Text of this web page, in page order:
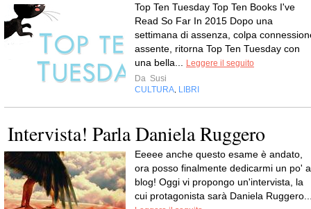
Top Ten Tuesday Top Ten Books I've
Read So Far In 2015 Dopo una
settimana di assenza, colpa
assente, ritorna Top Ten Tuesday con
una bella...
Leggere il seguito
Da Susi
CULTURA LIBRI
Intervista! Parla Daniela Ruggero
Eeeee anche questo esame è andato,
ora posso finalmente dedicarmi un po'
blog! Oggi vi propongo un'intervista, la
cui protagonista sarà Daniela